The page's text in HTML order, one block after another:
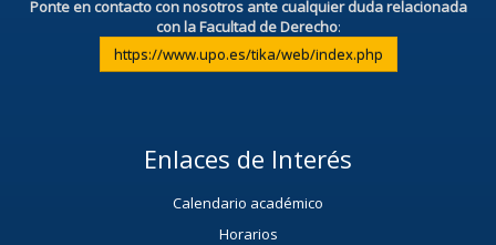
Ponte en contacto con nosotros ante cualquier duda relacionada
con la Facultad de Derecho:
https://www.upo.es/tika/web/index.php
Enlaces de Interés
Calendario académico
Horarios